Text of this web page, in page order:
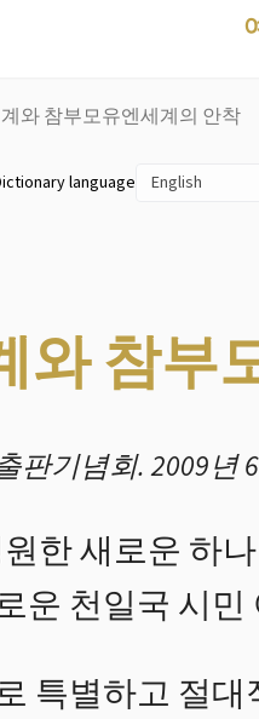
와 참부모유엔세계의 안착
language
와 참부
판기념회. 2009년
원한 새로운
운 천일국 시민
특별하고 절